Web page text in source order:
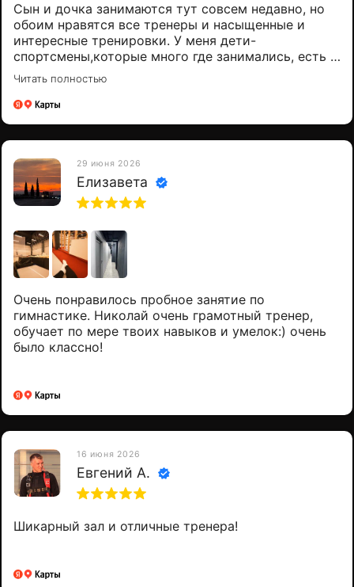
Сын и дочка занимаются тут совсем недавно, но
обоим нравятся все тренеры и насыщенные и
интересные тренировки. У меня дети-
спортсмены,которые много где занимались, есть с
чем сравнить. Так что однозначно могу
рекомендовать это замечательное место!
Читать полностью
29 июня 2026
Елизавета
Очень понравилось пробное занятие по
гимнастике. Николай очень грамотный тренер,
обучает по мере твоих навыков и умелок:) очень
было классно!
16 июня 2026
Евгений А.
Шикарный зал и отличные тренера!
О нас
Наше приложение на ios и Android
Расписание и личный
кабинет
Цены
FAQ
Политика конфиденциальности